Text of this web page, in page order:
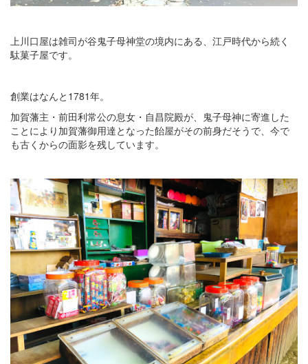
上川口屋は雑司が谷鬼子母神堂の境内にある、江戸時代から続く
駄菓子屋です。
創業はなんと1781年。
加賀藩主・前田利常公の息女・自昌院殿が、鬼子母神に寄進した
ことにより加賀藩御用達となった飴屋がその前身だそうで、今で
も古くからの面影を残しています。